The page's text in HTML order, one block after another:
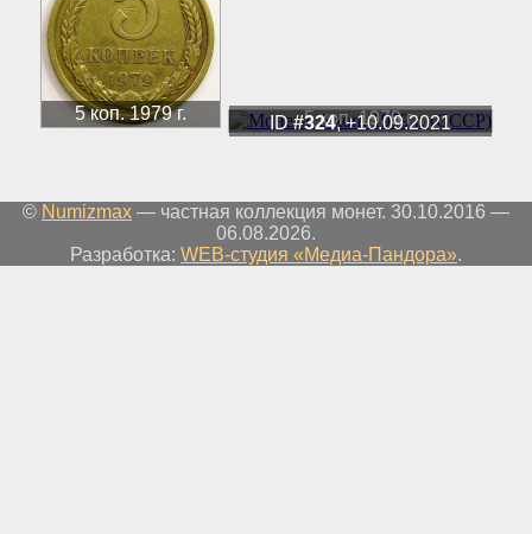
5 коп. 1979 г. 5 коп. 1979 г.
ID#324, +10.09.2021
© Numizmax — частная коллекция монет. 30.10.2016 —
06.08.2026.
Разработка: WEB-студия «Медиа-Пандора».